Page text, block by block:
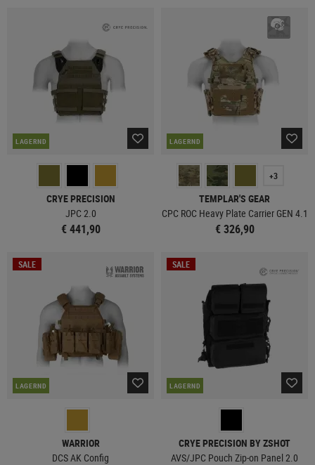
LAGERND
CRYE PRECISION
JPC 2.0
€ 441,90
LAGERND
+3
TEMPLAR'S GEAR
CPC ROC Heavy Plate Carrier GEN 4.1
€ 326,90
SALE
LAGERND
WARRIOR
DCS AK Config
SALE
LAGERND
CRYE PRECISION BY ZSHOT
AVS/JPC Pouch Zip-on Panel 2.0